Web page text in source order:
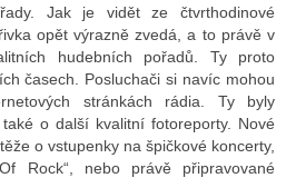
Jak je vidět ze čtvrthodinové
opět výrazně zvedá, a to právě v
hudebních pořadů. Ty proto
časech. Posluchači si navíc mohou
stránkách rádia. Ty byly
o další kvalitní fotoreporty. Nové
o vstupenky na špičkové koncerty,
Rock“, nebo právě připravované